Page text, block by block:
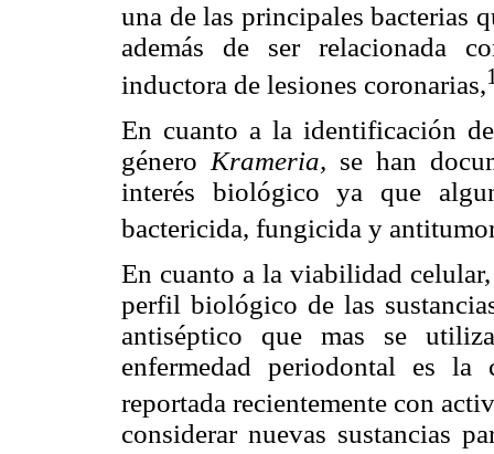
una de las principales bacterias
además de ser relacionada
inductora de lesiones coronarias,
En cuanto a la identificación
género Krameria, se han
interés biológico ya que
bactericida, fungicida y
En cuanto a la viabilidad
perfil biológico de las
antiséptico que mas se
enfermedad periodontal es
reportada recientemente con
considerar nuevas sustancias